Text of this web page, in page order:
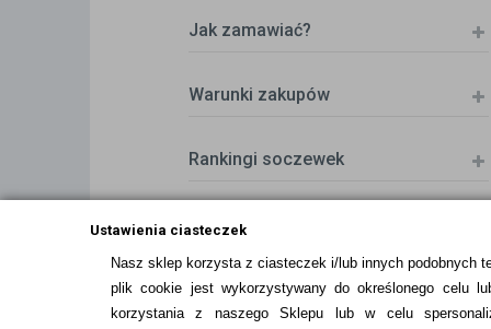
Ustawienia ciasteczek
Nasz sklep korzysta z ciasteczek i/lub innych podobnych
plik cookie jest wykorzystywany do określonego celu
korzystania z naszego Sklepu lub w celu
Jak zamawiać?
Warunki zakupów
Rankingi soczewek
Zwrot (odstąpienie od umowy)
ZMIEŃ USTAWIENIA ZGODY NA